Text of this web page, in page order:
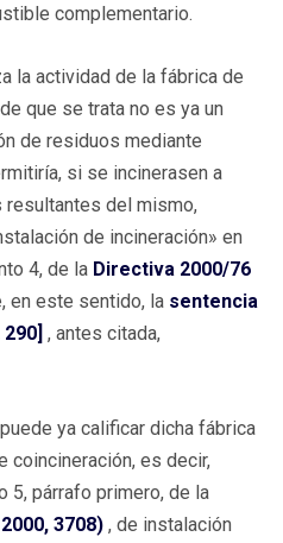
complementario.
la actividad de la fábrica de
que se trata no es ya un
de residuos mediante
si se incinerasen a
resultantes del mismo,
de incineración» en
4, de la Directiva 2000/76
en este sentido, la sentencia
, antes citada,
ya calificar dicha fábrica
coincineración, es decir,
5, párrafo primero, de la
3708) , de instalación